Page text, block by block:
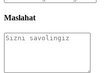
Maslahat